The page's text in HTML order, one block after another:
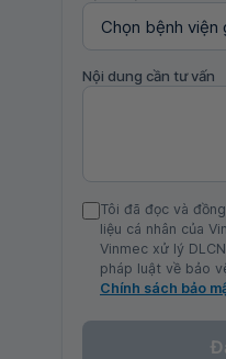
Nội dung cần tư vấn
Tôi đã đọc và
liệu cá nhân của
Vinmec xử lý
pháp luật về bảo
Chính sách bảo